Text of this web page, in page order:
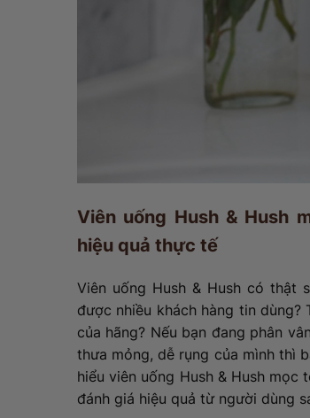
Viên uống Hush & Hush
hiệu quả thực tế
Viên uống Hush & Hush có thật
được nhiều khách hàng tin
của hãng? Nếu bạn đang phân
thưa mỏng, dễ rụng của mình thì
hiểu viên uống Hush & Hush
đánh giá hiệu quả từ người dùng